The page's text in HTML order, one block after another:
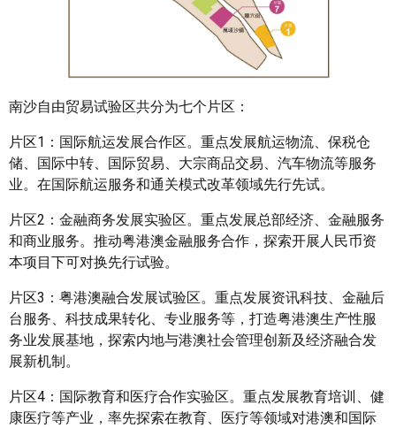
南沙自由贸易试验区共分为七个片区：
片区1：国际航运发展合作区。重点发展航运物流、保税仓
储、国际中转、国际贸易、大宗商品交易、汽车物流等服务
业。在国际航运服务和通关模式改革领域先行先试。
片区2：金融商务发展实验区。重点发展总部经济、金融服务
和商业服务。推动粤港澳金融服务合作，探索开展人民币资
本项目下可对换先行试验。
片区3：粤港澳融合发展试验区。重点发展资讯科技、金融后
台服务、科技成果转化、专业服务等，打造粤港澳生产性服
务业发展基地，探索内地与港澳社会管理创新及经济融合发
展新机制。
片区4：国际教育和医疗合作实验区。重点发展教育培训、健
康医疗等产业，率先探索在教育、医疗等领域对港澳和国际